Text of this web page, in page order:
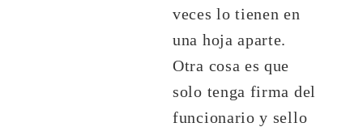
veces lo tienen en
una hoja aparte.
Otra cosa es que
solo tenga firma del
funcionario y sello